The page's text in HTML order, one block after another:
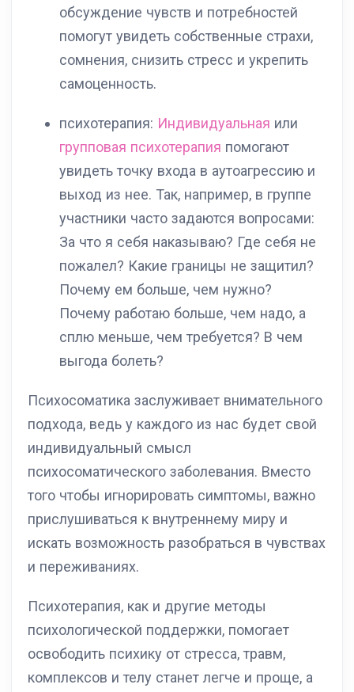
обсуждение чувств и потребностей
помогут увидеть собственные страхи,
сомнения, снизить стресс и укрепить
самоценность.
психотерапия: Индивидуальная или
групповая психотерапия помогают
увидеть точку входа в аутоагрессию и
выход из нее. Так, например, в группе
участники часто задаются вопросами:
За что я себя наказываю? Где себя не
пожалел? Какие границы не защитил?
Почему ем больше, чем нужно?
Почему работаю больше, чем надо, а
сплю меньше, чем требуется? В чем
выгода болеть?
Психосоматика заслуживает внимательного
подхода, ведь у каждого из нас будет свой
индивидуальный смысл
психосоматического заболевания. Вместо
того чтобы игнорировать симптомы, важно
прислушиваться к внутреннему миру и
искать возможность разобраться в чувствах
и переживаниях.
Психотерапия, как и другие методы
психологической поддержки, помогает
освободить психику от стресса, травм,
комплексов и телу станет легче и проще, а